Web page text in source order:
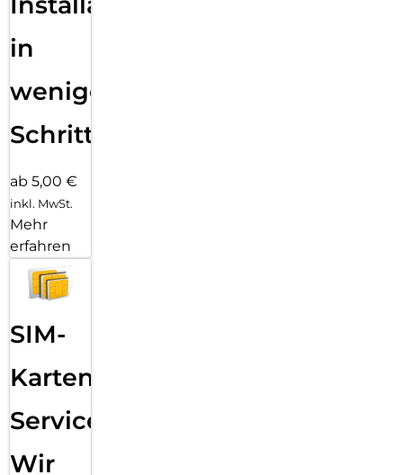
in
wenigen
Schritten
ab 5,00 €
inkl. MwSt.
Mehr
erfahren
SIM-
Karten
Service:
Wir